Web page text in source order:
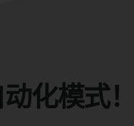
化模式！